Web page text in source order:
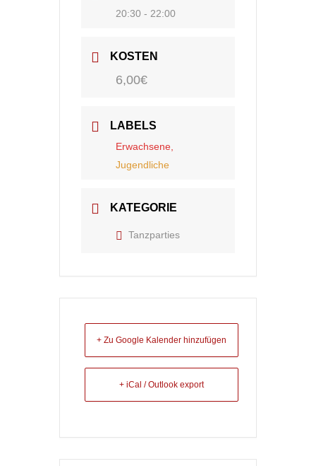
20:30 - 22:00
KOSTEN
6,00€
LABELS
Erwachsene,
Jugendliche
KATEGORIE
Tanzparties
+ Zu Google Kalender hinzufügen
+ iCal / Outlook export